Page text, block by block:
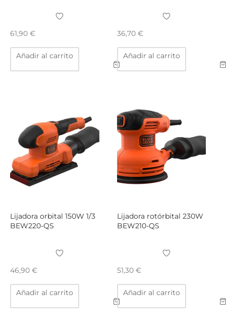
61,90 €
Añadir al carrito
36,70 €
Añadir al carrito
Lijadora orbital 150W 1/3
BEW220-QS
46,90 €
Añadir al carrito
Lijadora rotórbital 230W
BEW210-QS
51,30 €
Añadir al carrito
ADHESIVOS Y COLAS
Y SUELOS
TINTES Y MANUALIDADES